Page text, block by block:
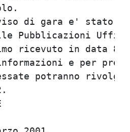
di gara e'
Pubblicazioni
e
potranno